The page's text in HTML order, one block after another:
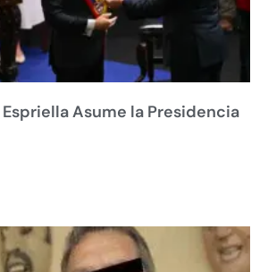
Asume la Presidencia